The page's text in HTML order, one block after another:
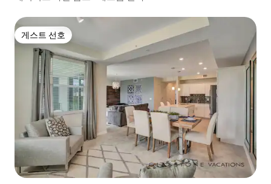
게스트 선호
게스트 선호